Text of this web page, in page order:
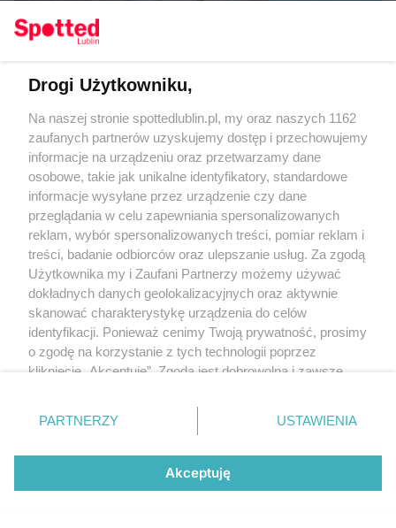
Zwiedzaj Lublin bez biletu. Darmowe wstępy do muzeów w
tygodniu 10-14 sierpnia | ZAMEK, SKANSEN, MAJDANEK
Drogi Użytkowniku,
Na naszej stronie spottedlublin.pl, my oraz naszych 1162
zaufanych partnerów uzyskujemy dostęp i przechowujemy
informacje na urządzeniu oraz przetwarzamy dane
osobowe, takie jak unikalne identyfikatory, standardowe
informacje wysyłane przez urządzenie czy dane
przeglądania w celu zapewniania spersonalizowanych
reklam, wybór spersonalizowanych treści, pomiar reklam i
treści, badanie odbiorców oraz ulepszanie usług. Za zgodą
Użytkownika my i Zaufani Partnerzy możemy używać
dokładnych danych geolokalizacyjnych oraz aktywnie
skanować charakterystykę urządzenia do celów
identyfikacji. Ponieważ cenimy Twoją prywatność, prosimy
o zgodę na korzystanie z tych technologii poprzez
kliknięcie „Akceptuję”. Zgoda jest dobrowolna i zawsze
prywatności znajdujący się w lewym dolnym rogu strony
. Niektóre rodzaje przetwarzania danych nie wymagają
zgody użytkownika, ale masz prawo sprzeciwić się
takiemu przetwarzaniu. Preferencje będą miały
zastosowania tylko na tej witrynie.
PARTNERZY USTAWIENIA
Akceptuję